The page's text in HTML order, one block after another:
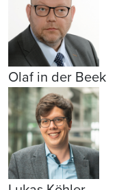
Olaf in der Beek